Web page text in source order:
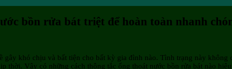
bồn rửa bát triệt để hoàn toàn nhanh
gây khó chịu và bất tiện cho bất kỳ gia đình nào. Tình trạng này
thời. Vậy có những cách thông tắc ống thoát nước bồn rửa bát nào